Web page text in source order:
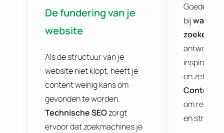
De fundering van je
website
Als de structuur van je
website niet klopt, heeft je
content weinig kans om
gevonden te worden.
Technische SEOzorgt
ervoor dat zoekmachines je
Goede
bijwat
zoeken
antwoord
inspireert,
en zet aan
Content-
om
en